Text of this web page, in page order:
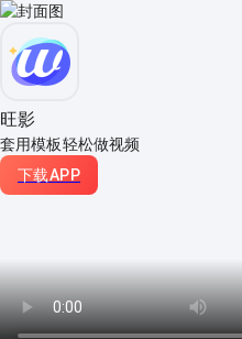
旺影
套用模板轻松做视频
下载APP